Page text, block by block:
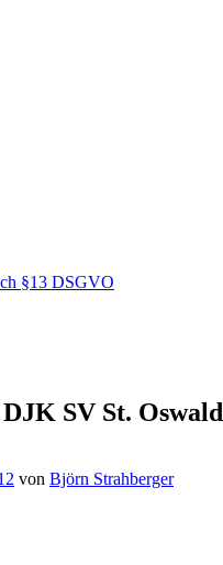
§13 DSGVO
SV St. Oswald
von Björn Strahberger